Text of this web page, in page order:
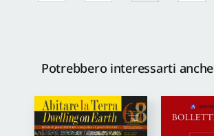
Potrebbero interessarti anche